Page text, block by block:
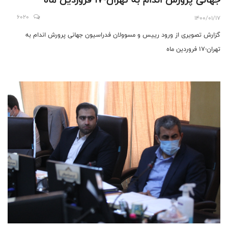
1400/01/17
6020
گزارش تصویری از ورود رییس و مسوولان فدراسیون جهانی پرورش اندام به
تهران-١٧ فروردین ماه